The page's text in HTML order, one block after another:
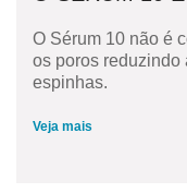
O Sérum 10 não é
os poros reduzindo
espinhas.
Veja mais